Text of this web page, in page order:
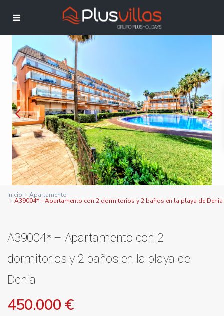
Inicio Apartamento
A39004* – Apartamento con 2 dormitorios y 2 baños en la playa de Denia
A39004* – Apartamento con 2
dormitorios y 2 baños en la playa de
Denia
450.000 €